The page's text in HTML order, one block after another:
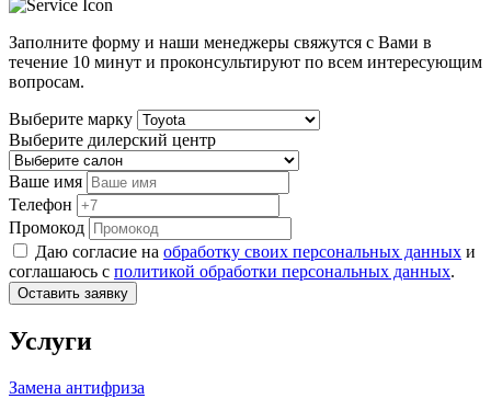
Заполните форму и наши менеджеры свяжутся с Вами в
течение 10 минут и проконсультируют по всем интересующим
вопросам.
Выберите марку
Выберите дилерский центр
Ваше имя
Телефон
Промокод
Даю согласие на обработку своих персональных данных и
соглашаюсь с политикой обработки персональных данных.
Оставить заявку
Услуги
Замена антифриза